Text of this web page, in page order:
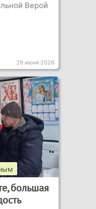
Верой
29 июня 2026
большая